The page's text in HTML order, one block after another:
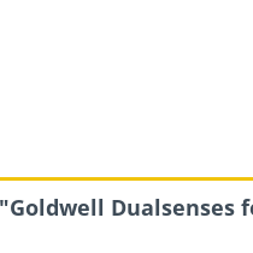
Dualsenses